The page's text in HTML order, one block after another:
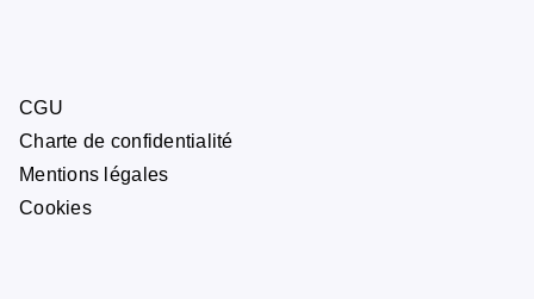
CGU
Charte de confidentialité
Mentions légales
Cookies